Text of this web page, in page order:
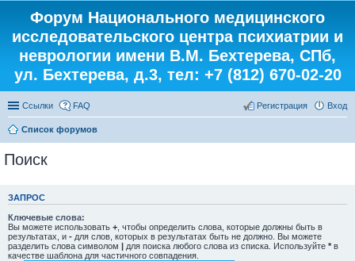
Форум Национального медицинского
исследовательского центра психиатрии и
неврологии имени В.М. Бехтерева, СПб,
ул. Бехтерева, д.3, тел: +7 (812) 670-02-20
Ссылки FAQ Вход
Регистрация
Список форумов
Поиск
ЗАПРОС
Ключевые слова:
Вы можете использовать + , чтобы определить слова, которые должны быть в
результатах, и - для слов, которых в результатах быть не должно. Вы можете
разделить слова символом | для поиска любого слова из списка. Используйте * в
качестве шаблона для частичного совпадения.